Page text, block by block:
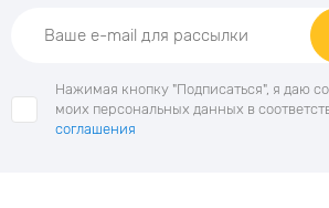
Нажимая кнопку "Подписаться", я даю
моих персональных данных в
соглашения